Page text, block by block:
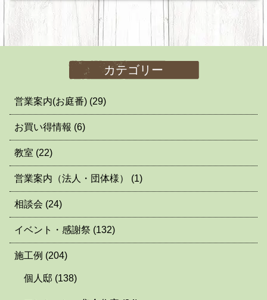
カテゴリー
営業案内(お庭番) (29)
お買い得情報 (6)
教室 (22)
営業案内（法人・団体様） (1)
相談会 (24)
イベント・感謝祭 (132)
施工例 (204)
個人邸 (138)